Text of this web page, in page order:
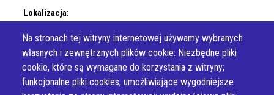
Na stronach tej witryny internetowej używamy wybranych
własnych i zewnętrznych plików cookie: Niezbędne pliki
cookie, które są wymagane do korzystania z witryny;
funkcjonalne pliki cookies, umożliwiające wygodniejsze
Lokalizacja: